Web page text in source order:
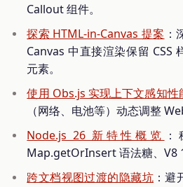
Callout 组件。
探索 HTML-in-Canvas 提案
Canvas 中直接渲染保留 CSS
元素。
使用 Obs.js 实现上下文感知性
（网络、电池等）动态调整
Node.js 26 新特性概览
Map.getOrInsert 语法糖、V8
跨文档视图过渡的隐藏坑 ：